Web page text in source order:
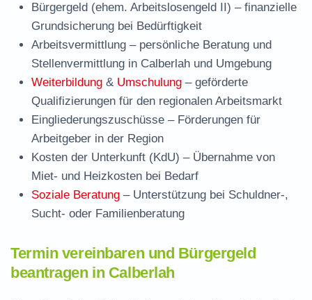
Bürgergeld (ehem. Arbeitslosengeld II) – finanzielle
Grundsicherung bei Bedürftigkeit
Arbeitsvermittlung – persönliche Beratung und
Stellenvermittlung in Calberlah und Umgebung
Weiterbildung & Umschulung – geförderte
Qualifizierungen für den regionalen Arbeitsmarkt
Eingliederungszuschüsse – Förderungen für
Arbeitgeber in der Region
Kosten der Unterkunft (KdU) – Übernahme von
Miet- und Heizkosten bei Bedarf
Soziale Beratung – Unterstützung bei Schuldner-,
Sucht- oder Familienberatung
Termin vereinbaren und Bürgergeld
beantragen in Calberlah